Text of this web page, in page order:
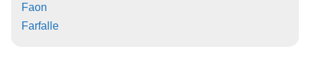
Faon
Farfalle